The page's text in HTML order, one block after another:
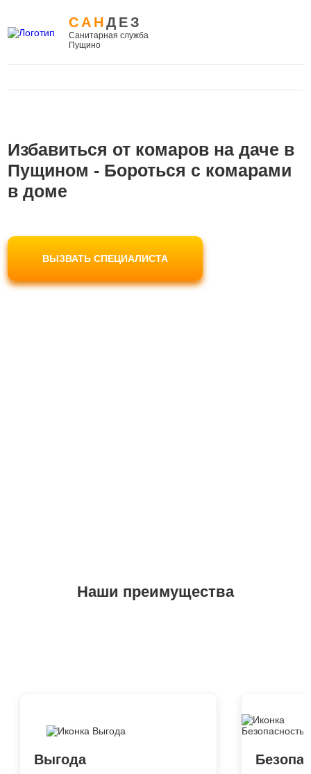
САНДЕЗ
Санитарная служба
Пущино
Избавиться от комаров на даче в
Пущином - Бороться с комарами
в доме
ВЫЗВАТЬ СПЕЦИАЛИСТА
Наши преимущества
Выгода